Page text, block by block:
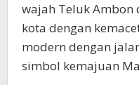
wajah Teluk
kota dengan
modern dengan
simbol kemajuan